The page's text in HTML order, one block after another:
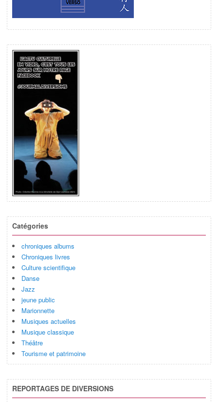
Catégories
chroniques albums
Chroniques livres
Culture scientifique
Danse
Jazz
jeune public
Marionnette
Musiques actuelles
Musique classique
Théâtre
Tourisme et patrimoine
REPORTAGES DE DIVERSIONS